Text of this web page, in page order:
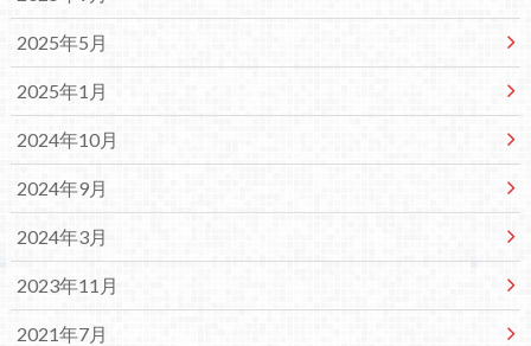
2025年5月
2025年1月
2024年10月
2024年9月
2024年3月
2023年11月
2021年7月